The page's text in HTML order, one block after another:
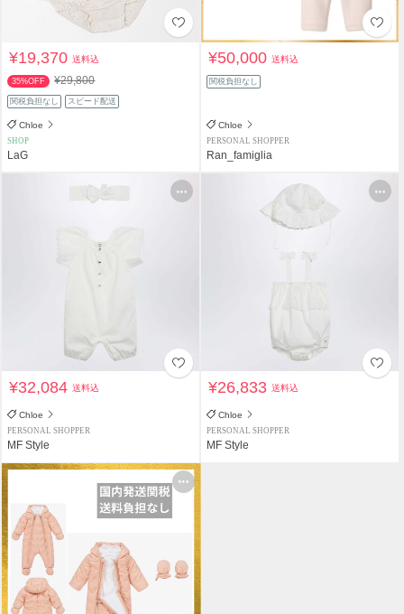
¥19,370送料込
35%OFF ¥29,800
関税負担なし スピード配送
Chloe
SHOP
LaG
¥50,000送料込
関税負担なし
Chloe
PERSONAL SHOPPER
Ran_famiglia
¥32,084送料込
Chloe
PERSONAL SHOPPER
MF Style
¥26,833送料込
Chloe
PERSONAL SHOPPER
MF Style